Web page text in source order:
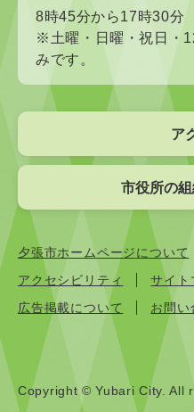
8時45分から17時30分
※土曜・日曜・祝日・
みです。
ア
市役所の
夕張市ホームページについて
アクセシビリティ
サイト
広告掲載について
お問い
Copyright © Yubari City. All